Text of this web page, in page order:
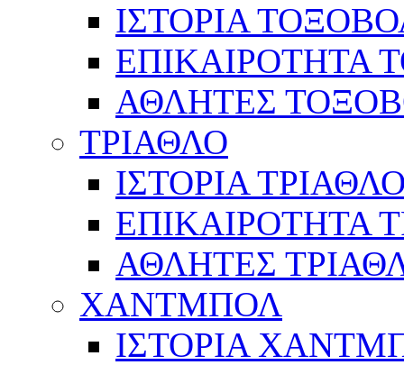
ΙΣΤΟΡΙΑ
ΕΠΙΚΑΙΡΟΤΗΤΑ
ΑΘΛΗΤΕΣ
ΤΡΙΑΘΛΟ
ΙΣΤΟΡΙΑ
ΕΠΙΚΑΙΡΟΤΗΤΑ
ΑΘΛΗΤΕΣ
ΧΑΝΤΜΠΟΛ
ΙΣΤΟΡΙΑ